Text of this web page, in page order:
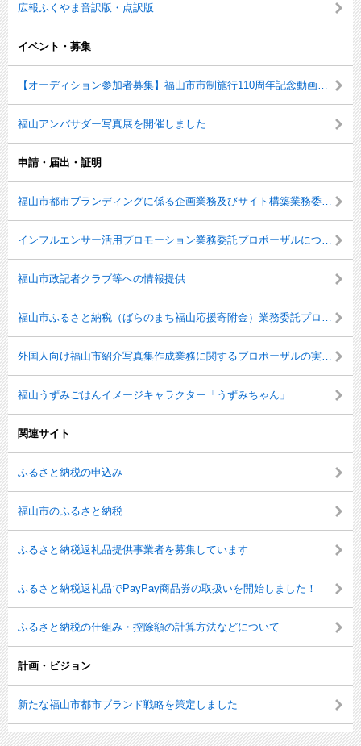
広報ふくやま音訳版・点訳版
イベント・募集
福山アンバサダー写真展を開催しました
申請・届出・証明
福山市政記者クラブ等への情報提供
福山うずみごはんイメージキャラクター「うずみちゃん」
関連サイト
ふるさと納税の申込み
福山市のふるさと納税
ふるさと納税返礼品提供事業者を募集しています
ふるさと納税返礼品でPayPay商品券の取扱いを開始しました！
ふるさと納税の仕組み・控除額の計算方法などについて
計画・ビジョン
新たな福山市都市ブランド戦略を策定しました